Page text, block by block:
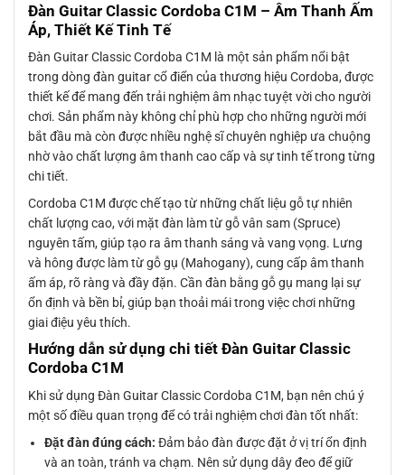
Đàn Guitar Classic Cordoba C1M – Âm Thanh Ấm
Áp, Thiết Kế Tinh Tế
Đàn Guitar Classic Cordoba C1M là một sản phẩm nổi bật
trong dòng đàn guitar cổ điển của thương hiệu Cordoba, được
thiết kế để mang đến trải nghiệm âm nhạc tuyệt vời cho người
chơi. Sản phẩm này không chỉ phù hợp cho những người mới
bắt đầu mà còn được nhiều nghệ sĩ chuyên nghiệp ưa chuộng
nhờ vào chất lượng âm thanh cao cấp và sự tinh tế trong từng
chi tiết.
Cordoba C1M được chế tạo từ những chất liệu gỗ tự nhiên
chất lượng cao, với mặt đàn làm từ gỗ vân sam (Spruce)
nguyên tấm, giúp tạo ra âm thanh sáng và vang vọng. Lưng
và hông được làm từ gỗ gụ (Mahogany), cung cấp âm thanh
ấm áp, rõ ràng và đầy đặn. Cần đàn bằng gỗ gụ mang lại sự
ổn định và bền bỉ, giúp bạn thoải mái trong việc chơi những
giai điệu yêu thích.
Hướng dẫn sử dụng chi tiết Đàn Guitar Classic
Cordoba C1M
Khi sử dụng Đàn Guitar Classic Cordoba C1M, bạn nên chú ý
một số điều quan trọng để có trải nghiệm chơi đàn tốt nhất:
Đặt đàn đúng cách: Đảm bảo đàn được đặt ở vị trí ổn định
và an toàn, tránh va chạm. Nên sử dụng dây đeo để giữ